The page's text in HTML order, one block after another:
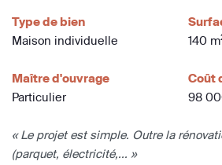
Type de bien
Maison individuelle
140 m
Maître d'ouvrage
Particulier
Coût
98
« Le projet est simple. Outre la
(parquet, électricité,... »